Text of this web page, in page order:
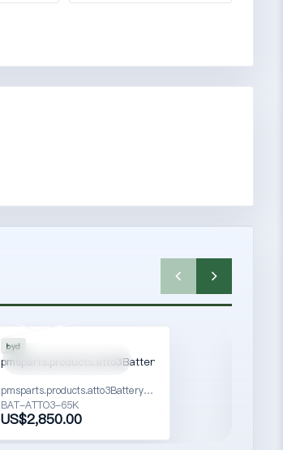
BAT-ATTO3-65K
byd
pmsparts.products.atto3Battery.name
pmsparts.products.atto3Battery.subtitle
BAT-ATTO3-65K
US$2,850.00